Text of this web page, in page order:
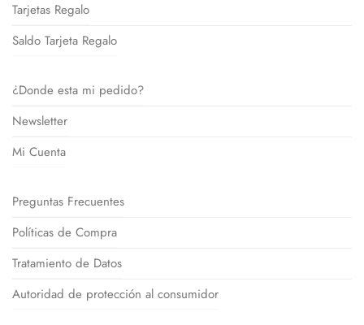
Tarjetas Regalo
Saldo Tarjeta Regalo
¿Donde esta mi pedido?
Newsletter
Mi Cuenta
Preguntas Frecuentes
Políticas de Compra
Tratamiento de Datos
Autoridad de protección al consumidor